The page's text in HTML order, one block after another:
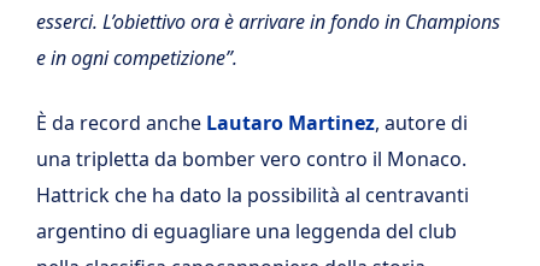
esserci. L’obiettivo ora è arrivare in fondo in Champions
e in ogni competizione”.
È da record anche Lautaro Martinez, autore di
una tripletta da bomber vero contro il Monaco.
Hattrick che ha dato la possibilità al centravanti
argentino di eguagliare una leggenda del club